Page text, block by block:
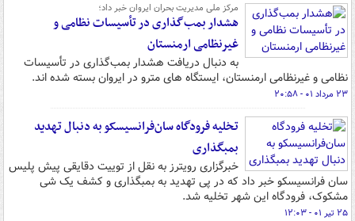
مرکز ملی مدیریت بحران ایروان خبر داد؛
هشدار بمب‌گذاری در تأسیسات نظامی و
غیرنظامی ارمنستان
به دنبال دریافت هشدار بمب‌گذاری در تأسیسات
نظامی و غیرنظامی ارمنستان، ایستگاه های مترو در ایروان بسته شده اند.
۲۳ مرداد ۰۱ - ۲۰:۵۸
تخلیه فرودگاه سان‌فرانسیسکو به دنبال تهدید
بمبگذاری
خبرگزاری رویترز به نقل از توییت دقایقی پیش پلیس
سان فرانسیسکو خبر داد که در پی تهدید به بمبگذاری و کشف یک شی
مشکوک، فرودگاه این شهر تخلیه شد.
۲۵ تیر ۰۱ - ۱۲:۰۳